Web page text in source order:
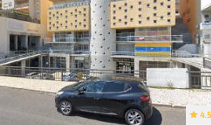
4.5